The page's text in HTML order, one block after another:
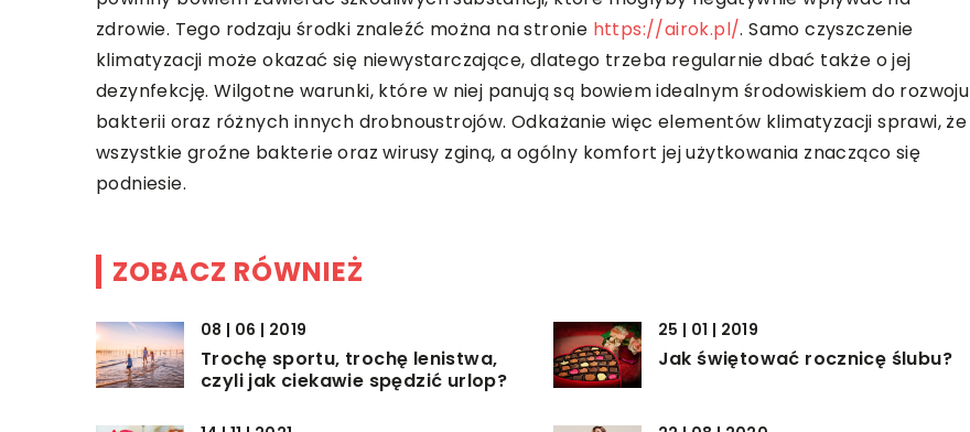
zdrowie. Tego rodzaju środki znaleźć można na stronie https://airok.pl/. Samo czyszczenie
klimatyzacji może okazać się niewystarczające, dlatego trzeba regularnie dbać także o jej
dezynfekcję. Wilgotne warunki, które w niej panują są bowiem idealnym środowiskiem do rozwoju
bakterii oraz różnych innych drobnoustrojów. Odkażanie więc elementów klimatyzacji sprawi, że
wszystkie groźne bakterie oraz wirusy zginą, a ogólny komfort jej użytkowania znacząco się
podniesie.
ZOBACZ RÓWNIEŻ
08 | 06 | 2019
Trochę sportu, trochę lenistwa,
czyli jak ciekawie spędzić urlop?
25 | 01 | 2019
Jak świętować rocznicę ślubu?